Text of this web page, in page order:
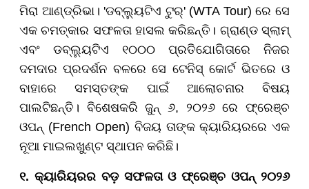
ମିରା ଆଣ୍ଡ୍ରିଭା। 'ଡବ୍ଲ୍ୟୁଟିଏ ଟୁର୍' (WTA Tour) ରେ ସେ
ଏକ ଚମତ୍କାର ସଫଳତା ହାସଲ କରିଛନ୍ତି। ଗ୍ରାଣ୍ଡ ସ୍ଲାମ୍
ଏବଂ ଡବ୍ଲ୍ୟୁଟିଏ ୧୦୦୦ ପ୍ରତିଯୋଗିତାରେ ନିଜର
ଦମଦାର ପ୍ରଦର୍ଶନ ବଳରେ ସେ ଟେନିସ୍ କୋର୍ଟ ଭିତରେ ଓ
ବାହାରେ ସମସ୍ତଙ୍କ ପାଇଁ ଆଲୋଚନାର ବିଷୟ
ପାଲଟିଛନ୍ତି। ବିଶେଷକରି ଜୁନ୍ ୬, ୨୦୨୬ ରେ ଫ୍ରେଞ୍ଚ
ଓପନ୍ (French Open) ବିଜୟ ତାଙ୍କ କ୍ୟାରିୟରରେ ଏକ
ନୂଆ ମାଇଲଖୁଣ୍ଟ ସ୍ଥାପନ କରିଛି।
୧. କ୍ୟାରିୟରର ବଡ଼ ସଫଳତା ଓ ଫ୍ରେଞ୍ଚ ଓପନ୍ ୨୦୨୬